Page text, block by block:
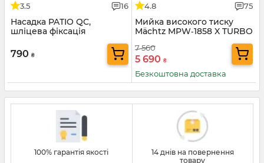
3.5 16
Насадка PATIO QC,
шліцева фіксація
790 ₴
4.8 75
Мийка високого тиску
Mächtz MPW‑1858 X TURBO
7 560
5 690 ₴
Безкоштовна доставка
100% гарантія якості
14 днів на повернення
товару